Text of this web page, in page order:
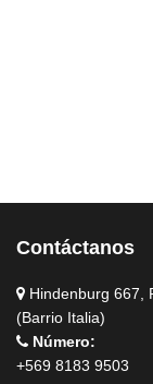
Contáctanos
Hindenburg 667,
(Barrio Italia)
Número:
+569 8183 9503